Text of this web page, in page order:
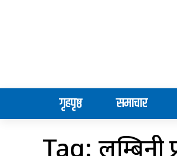
गृहपृष्ठ समाचार
Tag: